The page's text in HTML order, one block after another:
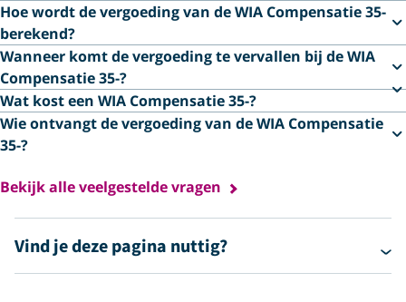
Hoe wordt de vergoeding van de WIA Compensatie 35-
berekend?
Wanneer komt de vergoeding te vervallen bij de WIA
Compensatie 35-?
Wat kost een WIA Compensatie 35-?
Wie ontvangt de vergoeding van de WIA Compensatie
35-?
Bekijk alle veelgestelde vragen
Vind je deze pagina nuttig?